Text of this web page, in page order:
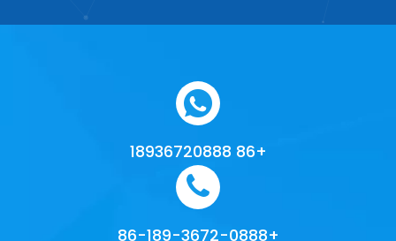
+86 18936720888
+86-189-3672-0888